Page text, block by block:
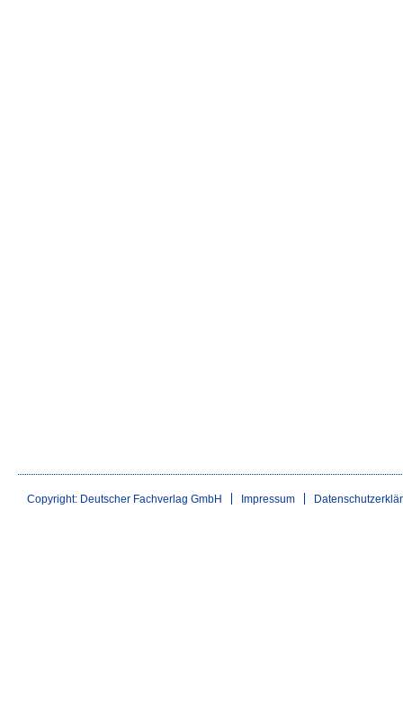
Copyright: Deutscher Fachverlag GmbH Impressum